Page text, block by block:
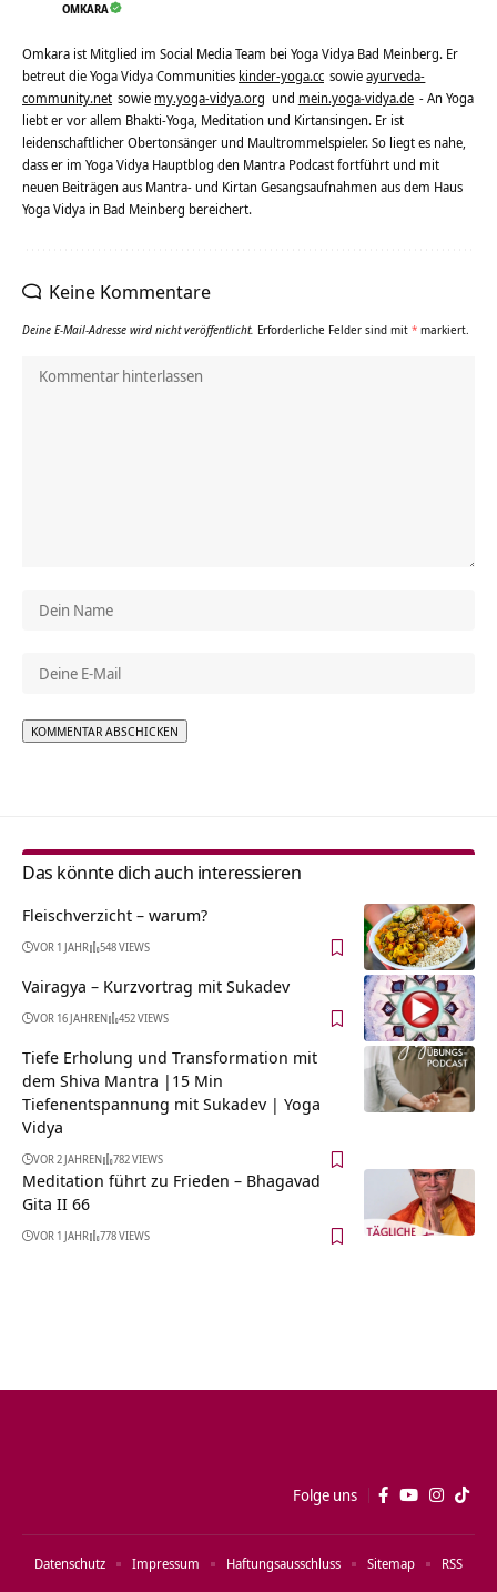
OMKARA
Omkara ist Mitglied im Social Media Team bei Yoga Vidya Bad Meinberg. Er
betreut die Yoga Vidya Communities kinder-yoga.cc sowieayurveda-
community.net sowie my.yoga-vidya.org und mein.yoga-vidya.de - An Yoga
liebt er vor allem Bhakti-Yoga, Meditation und Kirtansingen. Er ist
leidenschaftlicher Obertonsänger und Maultrommelspieler. So liegt es nahe,
dass er im Yoga Vidya Hauptblog den Mantra Podcast fortführt und mit
neuen Beiträgen aus Mantra- und Kirtan Gesangsaufnahmen aus dem Haus
Yoga Vidya in Bad Meinberg bereichert.
Keine Kommentare
Deine E-Mail-Adresse wird nicht veröffentlicht. Erforderliche Felder sind mit * markiert.
Das könnte dich auch interessieren
Fleischverzicht – warum?
VOR 1 JAHR 548 VIEWS
Vairagya – Kurzvortrag mit Sukadev
VOR 16 JAHREN 452 VIEWS
Tiefe Erholung und Transformation mit
dem Shiva Mantra |15 Min
Tiefenentspannung mit Sukadev | Yoga
Vidya
VOR 2 JAHREN 782 VIEWS
Meditation führt zu Frieden – Bhagavad
Gita II 66
VOR 1 JAHR 778 VIEWS
Folge uns
Datenschutz Impressum Haftungsausschluss Sitemap RSS